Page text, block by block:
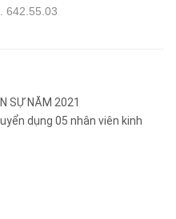
642.55.03
SỰ NĂM 2021
dụng 05 nhân viên kinh